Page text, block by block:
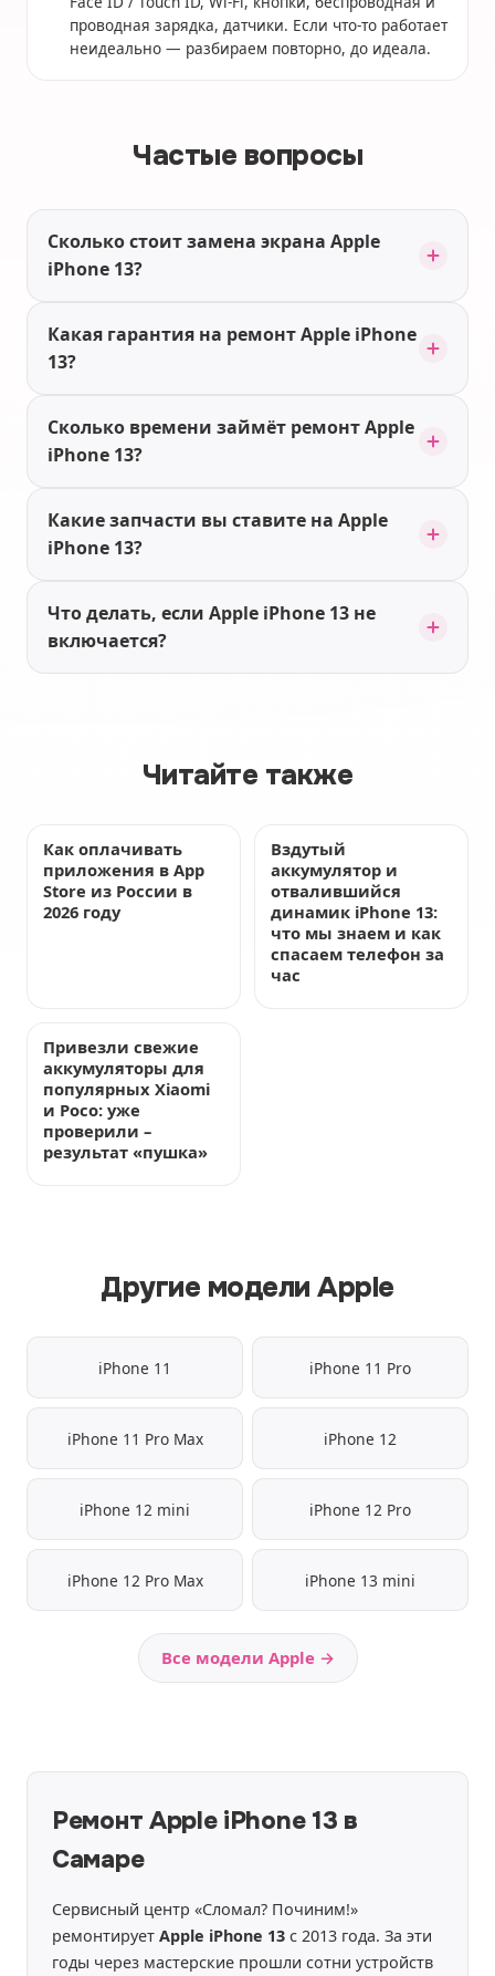
проводная зарядка, датчики. Если что-то работает
неидеально — разбираем повторно, до идеала.
Частые вопросы
Сколько стоит замена экрана Apple
iPhone 13?
Какая гарантия на ремонт Apple iPhone
13?
Сколько времени займёт ремонт Apple
iPhone 13?
Какие запчасти вы ставите на Apple
iPhone 13?
Что делать, если Apple iPhone 13 не
включается?
Читайте также
Как оплачивать
приложения в App
Store из России в
2026 году
Вздутый
аккумулятор и
отвалившийся
динамик iPhone 13:
что мы знаем и как
спасаем телефон за
час
Привезли свежие
аккумуляторы для
популярных Xiaomi
и Poco: уже
проверили –
результат «пушка»
Другие модели Apple
iPhone 11 iPhone 11 Pro
iPhone 11 Pro Max iPhone 12
iPhone 12 mini iPhone 12 Pro
iPhone 12 Pro Max iPhone 13 mini
Все модели Apple →
Ремонт Apple iPhone 13 в
Самаре
Сервисный центр «Сломал? Починим!»
ремонтирует Apple iPhone 13 с 2013 года. За эти
годы через мастерские прошли сотни устройств